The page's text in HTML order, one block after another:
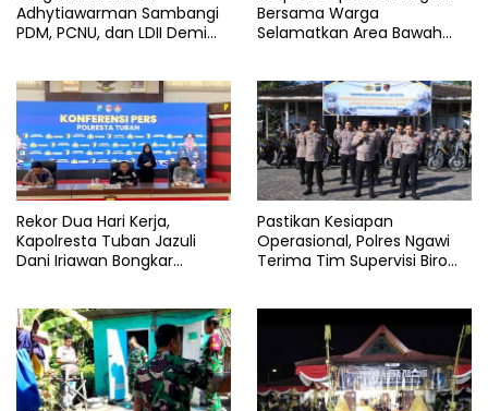
Adhytiawarman Sambangi
PDM, PCNU, dan LDII Demi
Bersama Warga
Selamatkan Area Bawah
Rekor Dua Hari Kerja,
Kapolresta Tuban Jazuli
Dani Iriawan Bongkar
Pastikan Kesiapan
Operasional, Polres Ngawi
Terima Tim Supervisi Biro